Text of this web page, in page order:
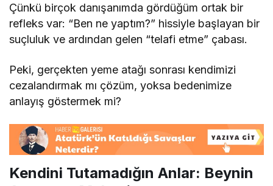
Çünkü birçok danışanımda gördüğüm ortak bir
refleks var: “Ben ne yaptım?” hissiyle başlayan bir
suçluluk ve ardından gelen “telafi etme” çabası.
Peki, gerçekten yeme atağı sonrası kendimizi
cezalandırmak mı çözüm, yoksa bedenimize
anlayış göstermek mi?
Kendini Tutamadığın Anlar: Beynin